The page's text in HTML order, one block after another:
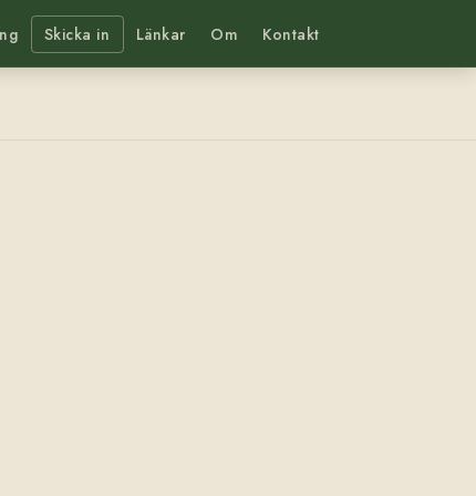
Skicka in Länkar Om Kontakt